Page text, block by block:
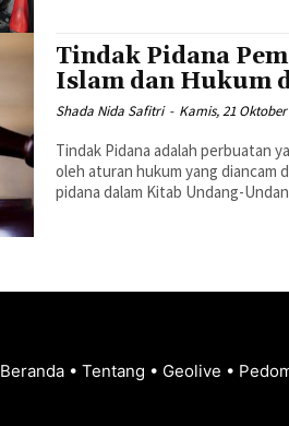
Tindak Pidana
Islam dan Hukum
Shada Nida Safitri - Kamis, 21 Oktober
Tindak Pidana adalah perbuatan
oleh aturan hukum yang diancam
pidana dalam Kitab Undang-
Beranda • Tentang • Geolive •